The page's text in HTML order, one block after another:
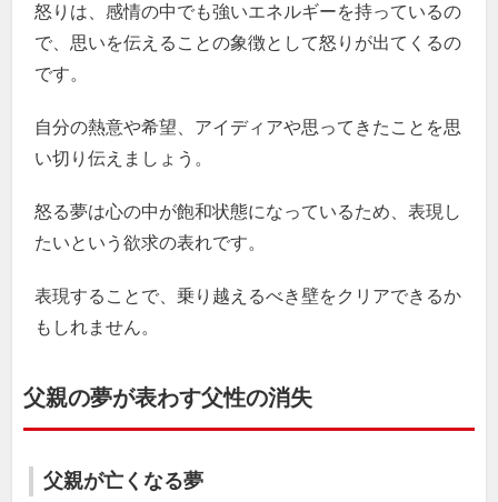
怒りは、感情の中でも強いエネルギーを持っているの
で、思いを伝えることの象徴として怒りが出てくるの
です。
自分の熱意や希望、アイディアや思ってきたことを思
い切り伝えましょう。
怒る夢は心の中が飽和状態になっているため、表現し
たいという欲求の表れです。
表現することで、乗り越えるべき壁をクリアできるか
もしれません。
父親の夢が表わす父性の消失
父親が亡くなる夢